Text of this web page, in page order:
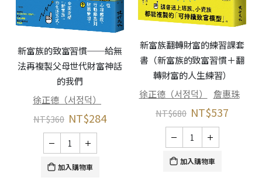
新富族的致富習慣──給無
法再複製父母世代財富神話
的我們
徐正德（서정덕）
NT$360 NT$284
加入購物車
新富族翻轉財富的練習課套
書（新富族的致富習慣＋翻
轉財富的人生練習）
徐正德（서정덕）
詹惠珠
NT$680 NT$537
加入購物車